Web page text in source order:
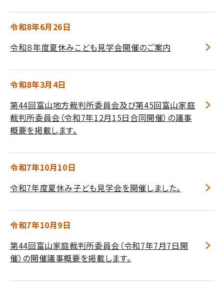
令和8年6月26日
令和８年度夏休みこども見学会開催のご案内
令和8年3月4日
第44回富山地方裁判所委員会及び第45回富山家庭
裁判所委員会（令和7年12月15日合同開催）の議事
概要を掲載します。
令和7年10月10日
令和7年度夏休み子ども見学会を開催しました。
令和7年10月9日
第44回富山家庭裁判所委員会（令和7年7月7日開
催）の開催議事概要を掲載します。